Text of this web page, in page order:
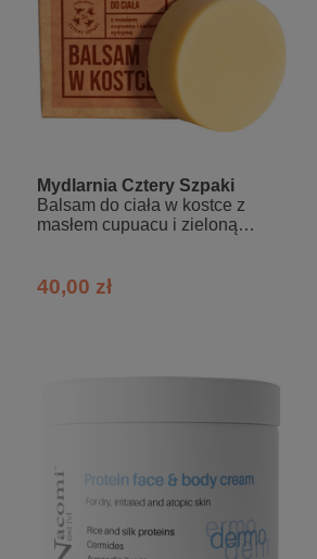
Mydlarnia Cztery Szpaki
Balsam do ciała w kostce z
masłem cupuacu i zieloną
40,00 zł